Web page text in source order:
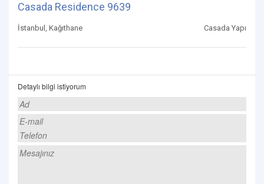
Casada Residence 9639
İstanbul, Kağıthane Casada Yapı
Detaylı bilgi istiyorum